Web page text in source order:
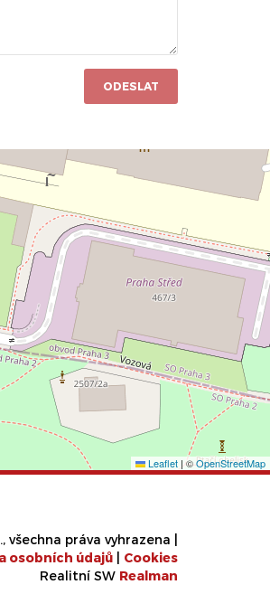
ODESLAT
Leaflet |©OpenStreetMap
všechna práva vyhrazena |
osobních údajů
Cookies
Realitní SW Realman